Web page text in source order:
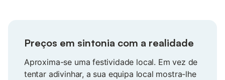
Preços em sintonia com a realidade
Aproxima-se uma festividade local. Em vez de
tentar adivinhar, a sua equipa local mostra-lhe